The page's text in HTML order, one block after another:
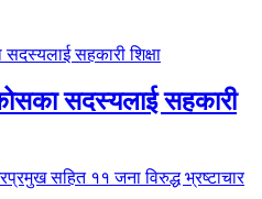
सदस्यलाई सहकारी